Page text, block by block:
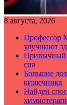
8 августа, 2026
Профессор
улучшают
Привычный
сна
Большие
кишечника
Найден